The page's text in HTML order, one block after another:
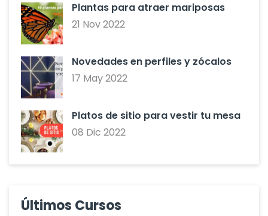
Plantas para atraer mariposas
21 Nov 2022
Novedades en perfiles y zócalos
17 May 2022
Platos de sitio para vestir tu mesa
08 Dic 2022
Últimos Cursos